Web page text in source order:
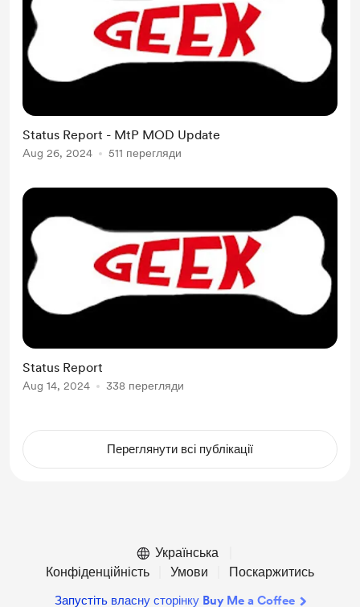
Status Report - MtP MOD Update
Aug 26, 2024 511 перегляди
Status Report
Aug 14, 2024 338 перегляди
Переглянути всі публікації
Українська
Конфіденційність
Умови Поскаржитись
Запустіть власну сторінку Buy Me a Coffee